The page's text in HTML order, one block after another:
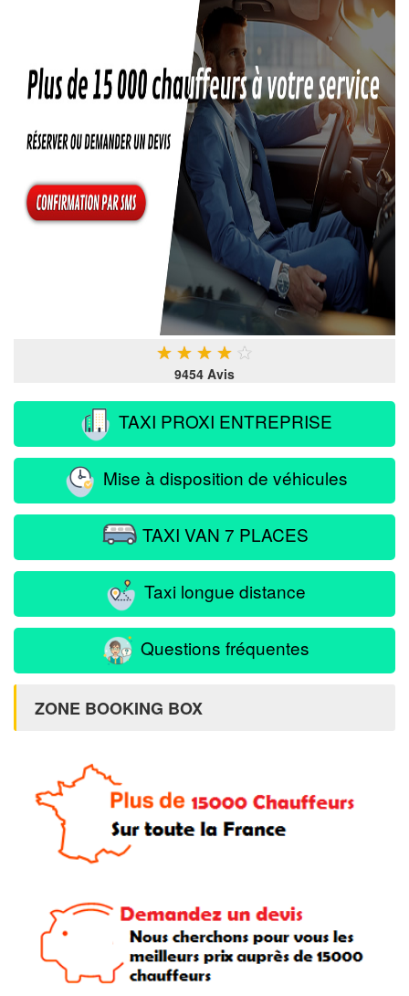
★ ★ ★ ★ ★
9454 Avis
TAXI PROXI ENTREPRISE
Mise à disposition de véhicules
TAXI VAN 7 PLACES
Taxi longue distance
Questions fréquentes
ZONE BOOKING BOX